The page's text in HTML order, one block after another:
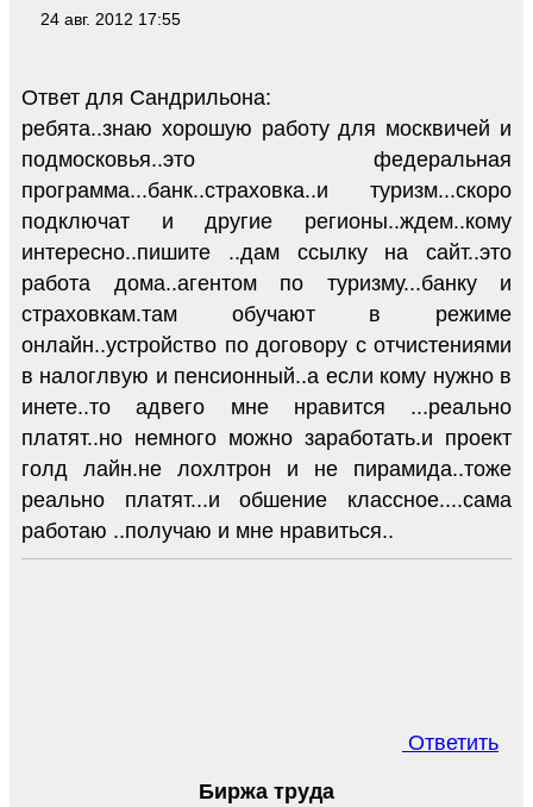
24 авг. 2012 17:55
Ответ для Сандрильона:
ребята..знаю хорошую работу для москвичей и
подмосковья..это федеральная
программа...банк..страховка..и туризм...скоро
подключат и другие регионы..ждем..кому
интересно..пишите ..дам ссылку на сайт..это
работа дома..агентом по туризму...банку и
страховкам.там обучают в режиме
онлайн..устройство по договору с отчистениями
в налоглвую и пенсионный..а если кому нужно в
инете..то адвего мне нравится ...реально
платят..но немного можно заработать.и проект
голд лайн.не лохлтрон и не пирамида..тоже
реально платят...и обшение классное....сама
работаю ..получаю и мне нравиться..
Ответить
Биржа труда